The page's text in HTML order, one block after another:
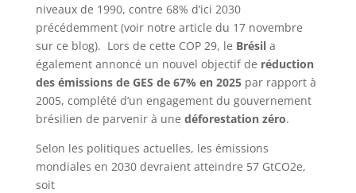
niveaux de 1990, contre 68% d’ici 2030
précédemment (voir notre article du 17 novembre
sur ce blog). Lors de cette COP 29, le Brésila
également annoncé un nouvel objectif de réduction
des émissions de GES de 67% en 2025par rapport à
2005, complété d’un engagement du gouvernement
brésilien de parvenir à une déforestation zéro.
Selon les politiques actuelles, les émissions
mondiales en 2030 devraient atteindre 57 GtCO2e,
soit